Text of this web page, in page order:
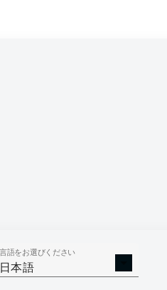
言語をお選びください
日本語